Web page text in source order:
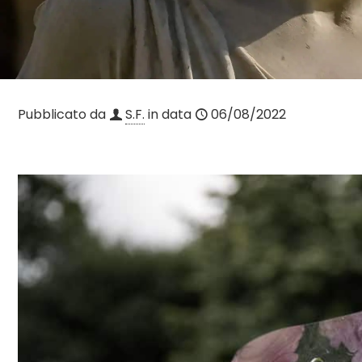
Pubblicato da S.F. in data 06/08/2022